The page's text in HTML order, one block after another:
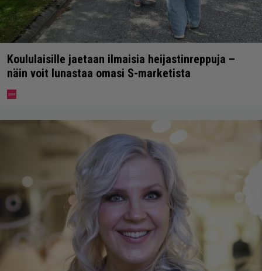
Koululaisille jaetaan ilmaisia heijastinreppuja –
näin voit lunastaa omasi S-marketista